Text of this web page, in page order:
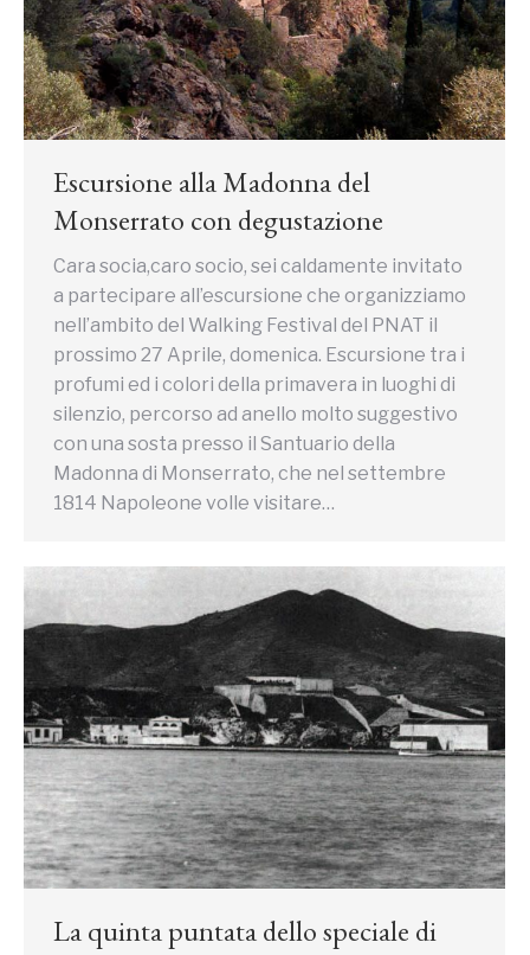
Escursione alla Madonna del
Monserrato con degustazione
Cara socia,caro socio, sei caldamente invitato
a partecipare all’escursione che organizziamo
nell’ambito del Walking Festival del PNAT il
prossimo 27 Aprile, domenica. Escursione tra i
profumi ed i colori della primavera in luoghi di
silenzio, percorso ad anello molto suggestivo
con una sosta presso il Santuario della
Madonna di Monserrato, che nel settembre
1814 Napoleone volle visitare…
La quinta puntata dello speciale di